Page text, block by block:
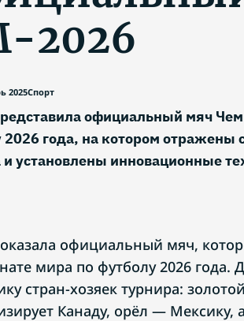
2026
2025Спорт
официальный мяч
2026 года, на котором отражены
и установлены инновационные
официальный мяч,
мира по футболу 2026 года.
стран-хозяек турнира:
Канаду, орёл — Мексику,